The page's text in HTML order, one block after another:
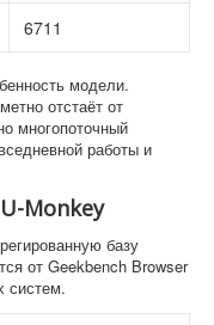
6711
модели.
отстаёт от
многопоточный
работы и
Monkey
базу
от Geekbench Browser
систем.